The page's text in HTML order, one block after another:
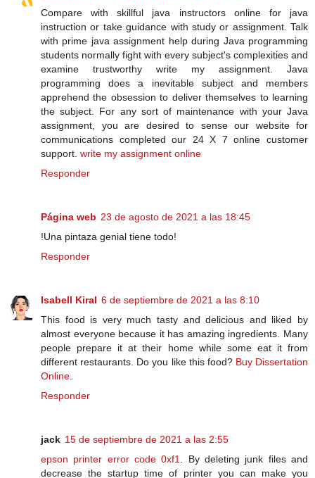
Compare with skillful java instructors online for java
instruction or take guidance with study or assignment. Talk
with prime java assignment help during Java programming
students normally fight with every subject's complexities and
examine trustworthy write my assignment. Java
programming does a inevitable subject and members
apprehend the obsession to deliver themselves to learning
the subject. For any sort of maintenance with your Java
assignment, you are desired to sense our website for
communications completed our 24 X 7 online customer
support. write my assignment online
Responder
Página web 23 de agosto de 2021 a las 18:45
!Una pintaza genial tiene todo!
Responder
Isabell Kiral 6 de septiembre de 2021 a las 8:10
This food is very much tasty and delicious and liked by
almost everyone because it has amazing ingredients. Many
people prepare it at their home while some eat it from
different restaurants. Do you like this food? Buy Dissertation
Online
Responder
jack 15 de septiembre de 2021 a las 2:55
epson printer error code 0xf1
. By deleting junk files and
decrease the startup time of printer you can make you